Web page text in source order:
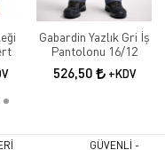
Gabardin Yazlık Gri İş
Pantolonu 16/12
526,50 +KDV
GÜVENLİ -